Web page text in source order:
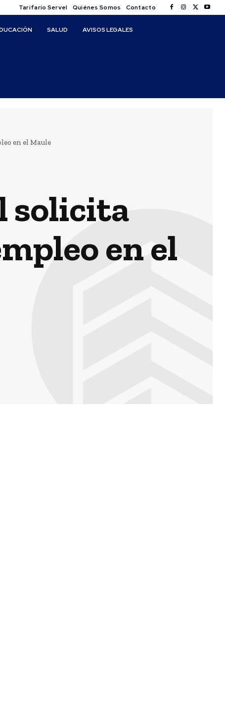
Tarifario Servel Quiénes Somos Contacto
SALUD AVISOS LEGALES
en el Maule
solicita
en el